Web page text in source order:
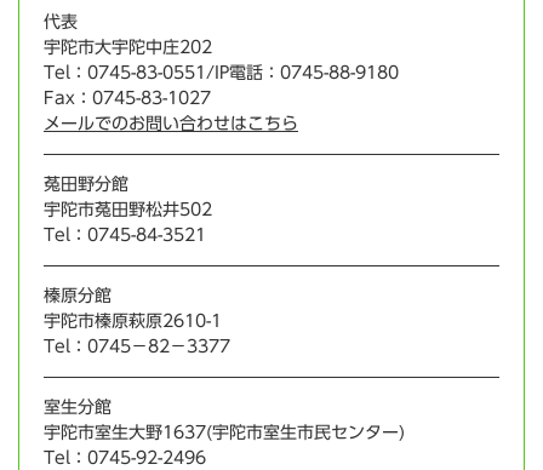
代表
宇陀市大宇陀中庄202
Tel：0745-83-0551/IP電話：0745-88-9180
Fax：0745-83-1027
メールでのお問い合わせはこちら
菟田野分館
宇陀市菟田野松井502
Tel：0745-84-3521
榛原分館
宇陀市榛原萩原2610-1
Tel：0745−82−3377
室生分館
宇陀市室生大野1637(宇陀市室生市民センター)
Tel：0745-92-2496